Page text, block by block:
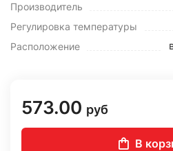
Производитель
Регулировка температуры
Расположение
573.00 руб
В